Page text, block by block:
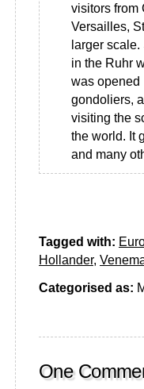
visitors from
Versailles,
larger
in the Ruhr
was opened
gondoliers,
visiting the
the world. It
and many
Tagged with:
Hollander,
Categorised as:
One